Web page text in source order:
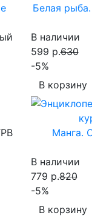
Белая
В наличии
599 р.630
-5%
В корзину
Манга.
В наличии
779 р.820
-5%
В корзину